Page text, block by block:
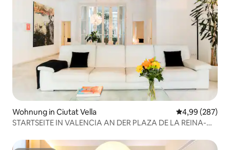
Wohnung in Ciutat Vella
4,99 (287)
STARTSEITE IN VALENCIA AN DER PLAZA DE LA REINA-